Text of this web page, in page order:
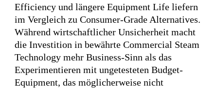
Efficiency und längere Equipment Life liefern
im Vergleich zu Consumer-Grade Alternatives.
Während wirtschaftlicher Unsicherheit macht
die Investition in bewährte Commercial Steam
Technology mehr Business-Sinn als das
Experimentieren mit ungetesteten Budget-
Equipment, das möglicherweise nicht